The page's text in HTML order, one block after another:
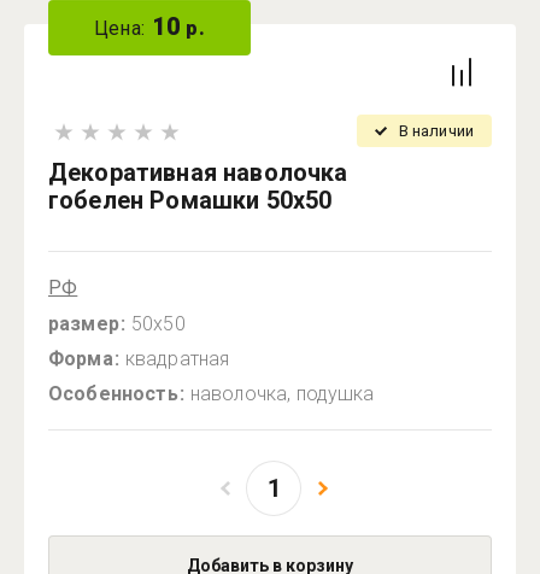
Цена: 10 р.
Декоративная наволочка
гобелен Ромашки 50х50
В наличии
РФ
размер 50х50
Форма квадратная
Особенность
наволочка, подушка
Добавить в корзину